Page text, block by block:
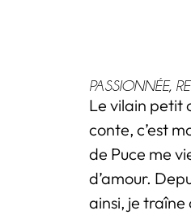
PASSIONNÉE,
Le vilain petit
conte, c’est
de Puce me
d’amour.
ainsi, je